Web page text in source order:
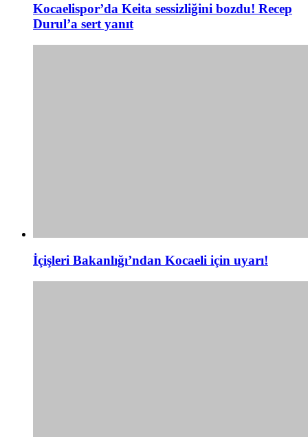
Kocaelispor’da Keita sessizliğini bozdu! Recep
Durul’a sert yanıt
İçişleri Bakanlığı’ndan Kocaeli için uyarı!